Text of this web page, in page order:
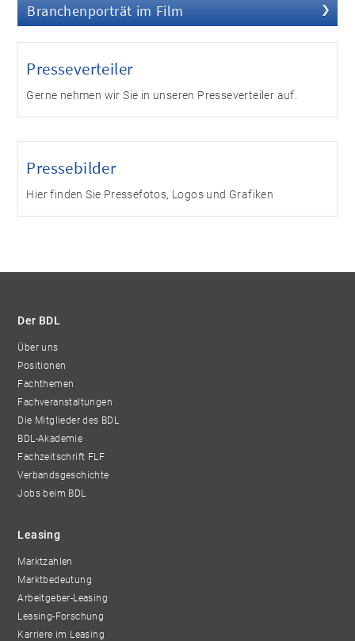
Branchenporträt im Film
Presseverteiler
Gerne nehmen wir Sie in unseren Presseverteiler auf.
Pressebilder
Hier finden Sie Pressefotos, Logos und Grafiken
Der BDL
Über uns
Positionen
Fachthemen
Fachveranstaltungen
Die Mitglieder des BDL
BDL-Akademie
Fachzeitschrift FLF
Verbandsgeschichte
Jobs beim BDL
Leasing
Marktzahlen
Marktbedeutung
Arbeitgeber-Leasing
Leasing-Forschung
Karriere im Leasing